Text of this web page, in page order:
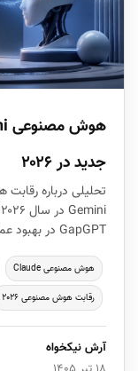
جدید در ۲۰۲۶
GapGPT در بهبود عملکرد ای...
هوش مصنوعی Claude
رقابت هوش مصنوعی ۲۰۲۶
آرش نیکخواه